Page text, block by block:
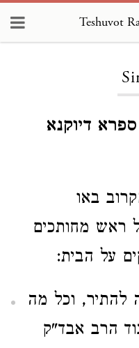
Teshuvot
דיוקנא
באו
ראש מחותכים
על הבית:
להתיר, וכל מה
הרב אבד"ק